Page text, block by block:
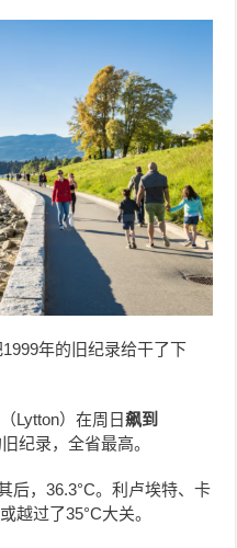
年的旧纪录给干了下
Lytton）在周日飙到
纪录，全省最高。
后，36.3°C。利卢埃特、卡
越过了35°C大关。